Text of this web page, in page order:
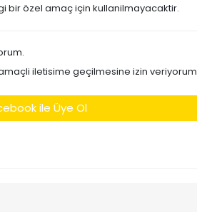
bir özel amaç için kullanilmayacaktir.
iletisime geçilmesine izin veriyorum
ile Üye Ol